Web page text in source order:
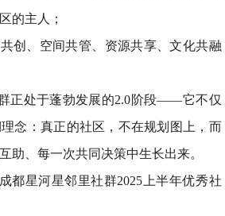
的主人；
创、空间共管、资源共享、文化共融
正处于蓬勃发展的2.0阶段——它不仅
念：真正的社区，不在规划图上，而
助、每一次共同决策中生长出来。
都星河星邻里社群2025上半年优秀社